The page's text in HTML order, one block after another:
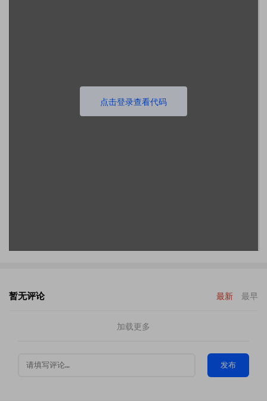
点击登录查看代码
暂无评论 最新 最早
加载更多
发布